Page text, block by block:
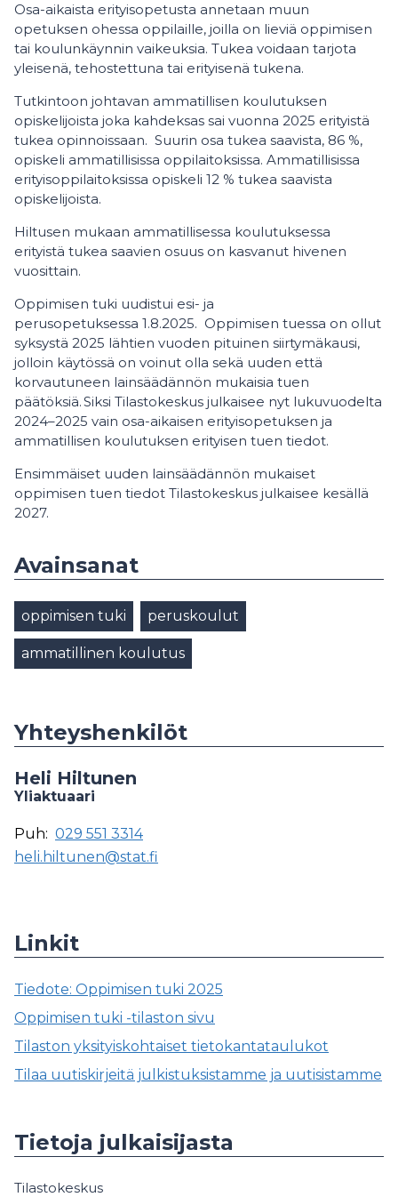
Osa-aikaista erityisopetusta annetaan muun
opetuksen ohessa oppilaille, joilla on lieviä oppimisen
tai koulunkäynnin vaikeuksia. Tukea voidaan tarjota
yleisenä, tehostettuna tai erityisenä tukena.
Tutkintoon johtavan ammatillisen koulutuksen
opiskelijoista joka kahdeksas sai vuonna 2025 erityistä
tukea opinnoissaan. Suurin osa tukea saavista, 86 %,
opiskeli ammatillisissa oppilaitoksissa. Ammatillisissa
erityisoppilaitoksissa opiskeli 12 % tukea saavista
opiskelijoista.
Hiltusen mukaan ammatillisessa koulutuksessa
erityistä tukea saavien osuus on kasvanut hivenen
vuosittain.
Oppimisen tuki uudistui esi- ja
perusopetuksessa 1.8.2025. Oppimisen tuessa on ollut
syksystä 2025 lähtien vuoden pituinen siirtymäkausi,
jolloin käytössä on voinut olla sekä uuden että
korvautuneen lainsäädännön mukaisia tuen
päätöksiä. Siksi Tilastokeskus julkaisee nyt lukuvuodelta
2024–2025 vain osa-aikaisen erityisopetuksen ja
ammatillisen koulutuksen erityisen tuen tiedot.
Ensimmäiset uuden lainsäädännön mukaiset
oppimisen tuen tiedot Tilastokeskus julkaisee kesällä
2027.
Avainsanat
oppimisen tuki peruskoulut
ammatillinen koulutus
Yhteyshenkilöt
Heli Hiltunen
Yliaktuaari
Puh: 029 551 3314
heli.hiltunen@stat.fi
Linkit
Tiedote: Oppimisen tuki 2025
Oppimisen tuki -tilaston sivu
Tilaston yksityiskohtaiset tietokantataulukot
Tilaa uutiskirjeitä julkistuksistamme ja uutisistamme
Tietoja julkaisijasta
Tilastokeskus